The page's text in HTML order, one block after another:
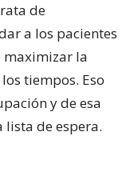
de
a los pacientes
maximizar la
tiempos. Eso
y de esa
de espera.